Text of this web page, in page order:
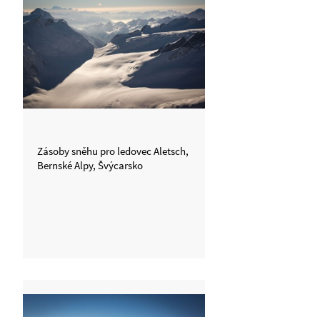
Zásoby sněhu pro ledovec Aletsch,
Bernské Alpy, Švýcarsko